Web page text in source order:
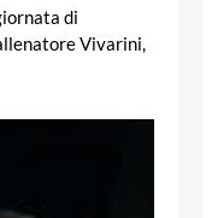
di
Vivarini,